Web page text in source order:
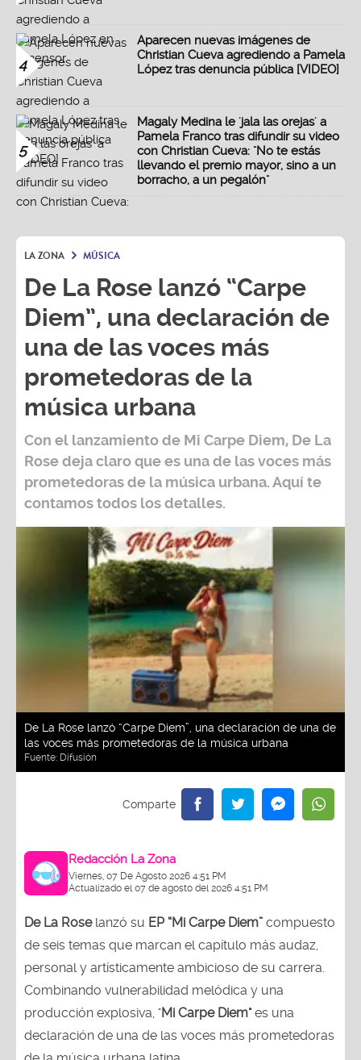
4
Aparecen nuevas imágenes de
Christian Cueva agrediendo a Pamela
López tras denuncia pública [VIDEO]
5
Magaly Medina le 'jala las orejas' a
Pamela Franco tras difundir su video
con Christian Cueva: "No te estás
llevando el premio mayor, sino a un
borracho, a un pegalón"
LA ZONA MÚSICA
De La Rose lanzó “Carpe
Diem”, una declaración de
una de las voces más
prometedoras de la
música urbana
Con el lanzamiento de Mi Carpe Diem, De La
Rose deja claro que es una de las voces más
prometedoras de la música urbana. Aquí te
contamos todos los detalles.
De La Rose lanzó “Carpe Diem”, una declaración de una de
las voces más prometedoras de la música urbana
Fuente: Difusión
Redacción La Zona
Viernes, 07 De Agosto 2026 4:51 PM
Actualizado el 07 de agosto del 2026 4:51 PM
De La Rose lanzó su EP “Mi Carpe Diem” compuesto
de seis temas que marcan el capítulo más audaz,
personal y artísticamente ambicioso de su carrera.
Combinando vulnerabilidad melódica y una
producción explosiva, "Mi Carpe Diem"es una
declaración de una de las voces más prometedoras